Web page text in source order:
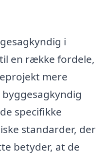
i
en række fordele,
mere
specifikke
standarder, der
betyder, at de